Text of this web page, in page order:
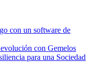
con un software de
con Gemelos
para una Sociedad